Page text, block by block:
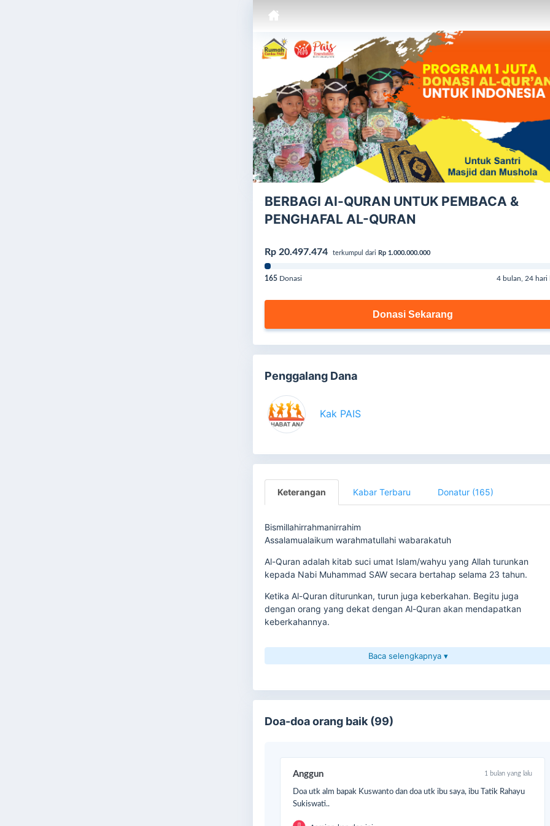
BERBAGI Al-QURAN UNTUK PEMBACA &
PENGHAFAL AL-QURAN
Rp 20.497.474 terkumpul dari Rp 1.000.000.000
165 Donasi 4 bulan, 24 hari
Donasi Sekarang
Penggalang Dana
Kak PAIS
Keterangan Kabar Terbaru Donatur (165)
Bismillahirrahmanirrahim
Assalamualaikum warahmatullahi wabarakatuh
Al-Quran adalah kitab suci umat Islam/wahyu yang Allah turunkan
kepada Nabi Muhammad SAW secara bertahap selama 23 tahun.
Ketika Al-Quran diturunkan, turun juga keberkahan. Begitu juga
dengan orang yang dekat dengan Al-Quran akan mendapatkan
keberkahannya.
Mengapa Sedekah Al-Qur’an?
Islam. Al-Quran adalah kitab suci bagi umat Muslim dan merupakan
sumber hukum utama dalam Islam. Memberikan Al-Quran sebagai
sedekah dapat membantu seseorang atau kelompok masyarakat
untuk memperoleh keberkahan, mendapatkan pahala, serta
agama Islam:
Meningkatkan Ketaatan dan Kecintaan kepada Allah SWT
Baca selengkapnya ▾
Doa-doa orang baik (99)
Anggun 1 bulan yang lalu
Doa utk alm bapak Kuswanto dan doa utk ibu saya, ibu Tatik Rahayu
Sukiswati..